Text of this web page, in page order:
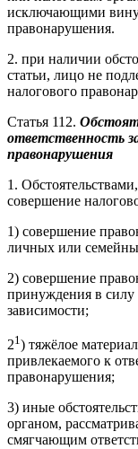
исключающими вину
правонарушения.
2. при наличии
статьи, лицо не
налогового
Статья 112.
ответственность
правонарушения
1.
совершение
1) совершение
личных или
2) совершение
принуждения в
зависимости;
21) тяжёлое
привлекаемого к
правонарушения;
3) иные
органом,
смягчающим